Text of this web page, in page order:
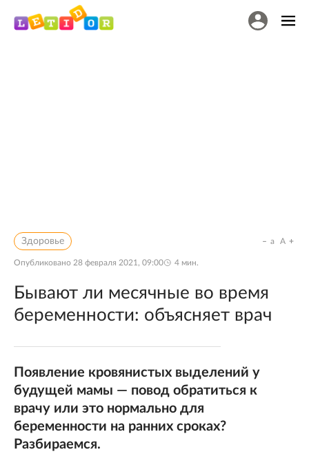
Здоровье
Опубликовано 28 февраля 2021, 09:00 4 мин.
a A
Бывают ли месячные во время
беременности: объясняет врач
Появление кровянистых выделений у
будущей мамы — повод обратиться к
врачу или это нормально для
беременности на ранних сроках?
Разбираемся.